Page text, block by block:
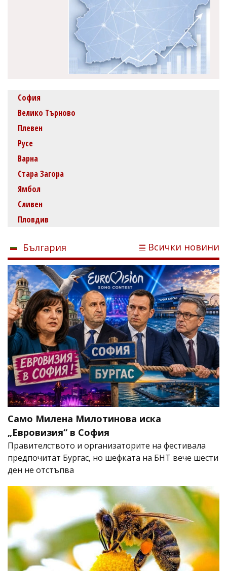
София
Велико Търново
Плевен
Русе
Варна
Стара Загора
Ямбол
Сливен
Пловдив
България Всички новини
Само Милена Милотинова иска
„Евровизия“ в София
Правителството и организаторите на фестивала
предпочитат Бургас, но шефката на БНТ вече шести
ден не отстъпва